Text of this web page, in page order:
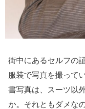
街中にあるセルフの
服装で写真を撮って
書写真は、スーツ以
か。それともダメな